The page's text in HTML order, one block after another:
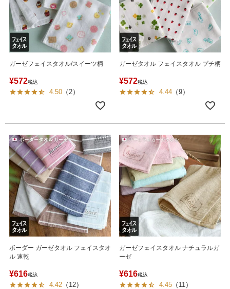
ガーゼフェイスタオル/スイーツ柄
¥572税込
4.50 （ 2）
ガーゼタオル フェイスタオル プチ柄
¥572税込
4.44 （9）
ボーダー ガーゼタオル フェイスタオ
ル 速乾
¥616税込
4.42 （ 12）
ガーゼフェイスタオル ナチュラルガ
ーゼ
¥616税込
4.45 （ 11 ）